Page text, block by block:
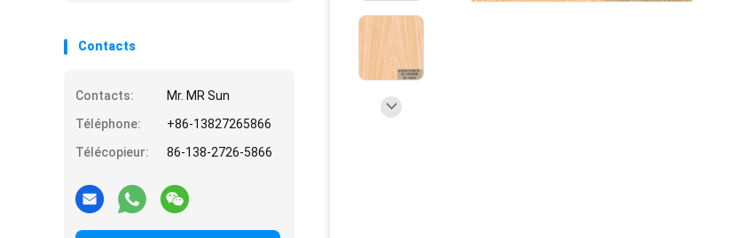
Contacts
Contacts:
Mr. MR Sun
Téléphone:
+86-13827265866
Télécopieur:
86-138-2726-5866